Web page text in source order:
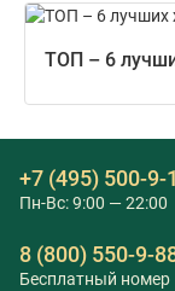
ТОП – 6
+7 (495) 500-9-
Пн-Вс: 9:00 — 22:00
8 (800) 550-9-
Бесплатный номер